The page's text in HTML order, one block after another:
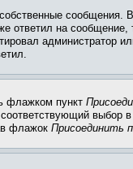
сообщения.
ответил на
администратор
флажком пункт
выбор
флажок Присоединить